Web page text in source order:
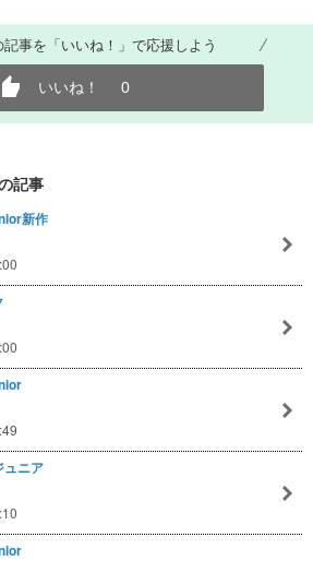
事を「いいね！」で応援しよう
いいね！ 0
記事
新作
ュニア